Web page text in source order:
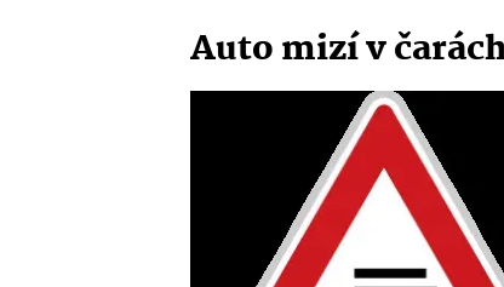
Auto mizí v